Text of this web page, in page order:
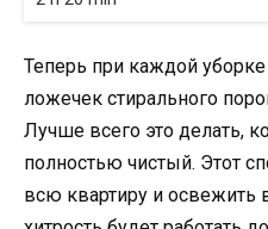
Теперь при каждой
ложечек стирального
Лучше всего это делать,
полностью чистый. Этот
всю квартиру и освежить